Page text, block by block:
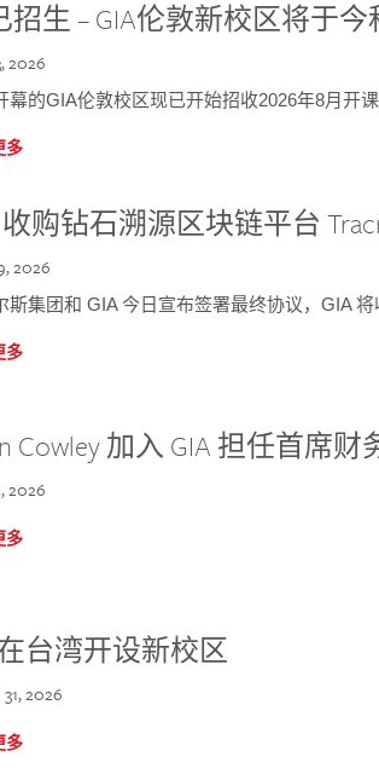
招生 – GIA伦敦新校区将于
2026
幕的GIA伦敦校区现已开始招收2026年8月开课
多
收购钻石溯源区块链平台
2026
斯集团和 GIA 今日宣布签署最终协议，GIA 将
多
Cowley 加入 GIA 担任首席财
2026
多
台湾开设新校区
2026
多